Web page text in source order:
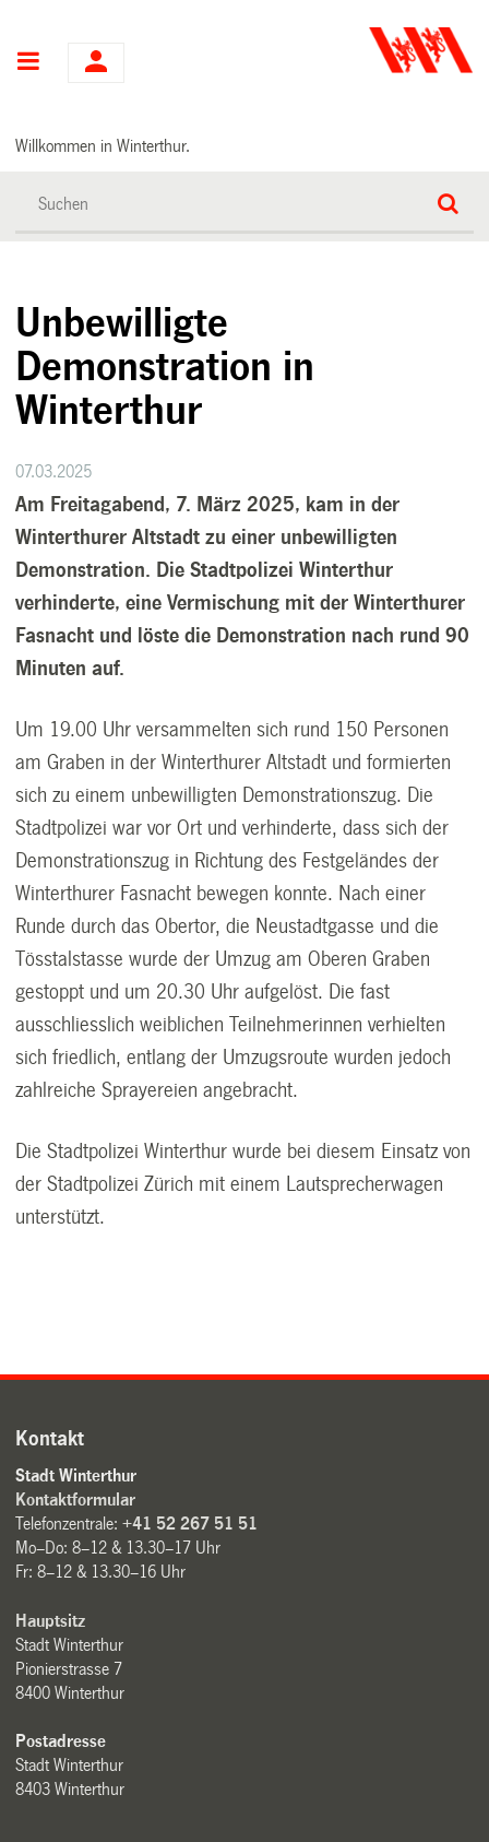
Hauptnavigation
Willkommen in Winterthur.
Unbewilligte
Demonstration in
Winterthur
07.03.2025
Am Freitagabend, 7. März 2025, kam in der
Winterthurer Altstadt zu einer unbewilligten
Demonstration. Die Stadtpolizei Winterthur
verhinderte, eine Vermischung mit der Winterthurer
Fasnacht und löste die Demonstration nach rund 90
Minuten auf.
Um 19.00 Uhr versammelten sich rund 150 Personen
am Graben in der Winterthurer Altstadt und formierten
sich zu einem unbewilligten Demonstrationszug. Die
Stadtpolizei war vor Ort und verhinderte, dass sich der
Demonstrationszug in Richtung des Festgeländes der
Winterthurer Fasnacht bewegen konnte. Nach einer
Runde durch das Obertor, die Neustadtgasse und die
Tösstalstasse wurde der Umzug am Oberen Graben
gestoppt und um 20.30 Uhr aufgelöst. Die fast
ausschliesslich weiblichen Teilnehmerinnen verhielten
sich friedlich, entlang der Umzugsroute wurden jedoch
zahlreiche Sprayereien angebracht.
Die Stadtpolizei Winterthur wurde bei diesem Einsatz von
der Stadtpolizei Zürich mit einem Lautsprecherwagen
unterstützt.
Kontakt
Stadt Winterthur
Kontaktformular
Telefonzentrale:+41 52 267 51 51
Mo–Do: 8–12 & 13.30–17 Uhr
Fr: 8–12 & 13.30–16 Uhr
Hauptsitz
Stadt Winterthur
Pionierstrasse 7
8400 Winterthur
Postadresse
Stadt Winterthur
8403 Winterthur